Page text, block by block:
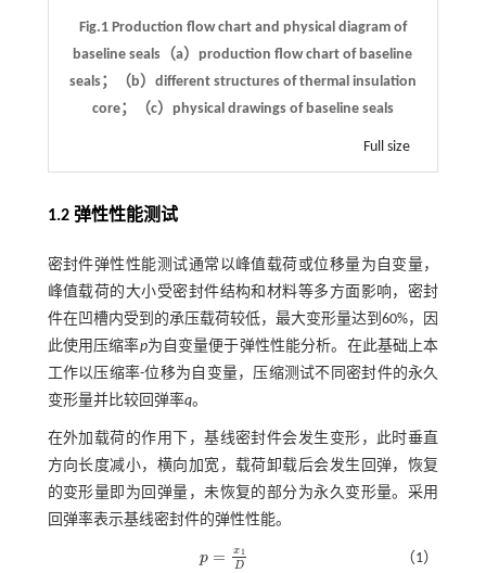
Fig.1 Production flow chart and physical diagram of
baseline seals（a）production flow chart of baseline
seals；（b）different structures of thermal insulation
core；（c）physical drawings of baseline seals
Full size
1.2 弹性性能测试
密封件弹性性能测试通常以峰值载荷或位移量为自变量，
峰值载荷的大小受密封件结构和材料等多方面影响，密封
件在凹槽内受到的承压载荷较低，最大变形量达到60%，因
此使用压缩率p为自变量便于弹性性能分析。在此基础上本
工作以压缩率-位移为自变量，压缩测试不同密封件的永久
变形量并比较回弹率q。
在外加载荷的作用下，基线密封件会发生变形，此时垂直
方向长度减小，横向加宽，载荷卸载后会发生回弹，恢复
的变形量即为回弹量，未恢复的部分为永久变形量。采用
回弹率表示基线密封件的弹性性能。
p = x1
D
p=x1 D （1）